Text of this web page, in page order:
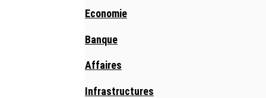
Economie
Banque
Affaires
Infrastructures